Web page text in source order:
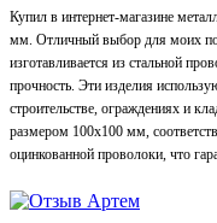
Купил в интернет-магазине
мм. Отличный выбор для моих
изготавливается из стальной
прочность. Эти изделия
строительстве, ограждениях и
размером 100х100 мм,
оцинкованной проволоки, что